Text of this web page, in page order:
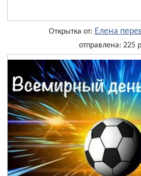
Открытка от: Елена
отправлена: 225